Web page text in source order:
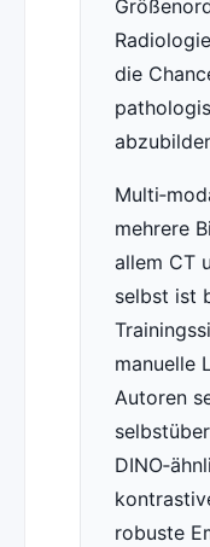
die
mehrere
allem CT
selbst ist
manuelle
Autoren
robuste